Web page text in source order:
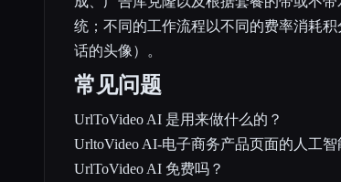
统；不同的工作流程以不同的费率消耗
话的头像）。
常见问题
UrlToVideo AI 是用来做什么的？
UrltoVideo AI-电子商务产品页面的人工智
UrlToVideo AI 免费吗？